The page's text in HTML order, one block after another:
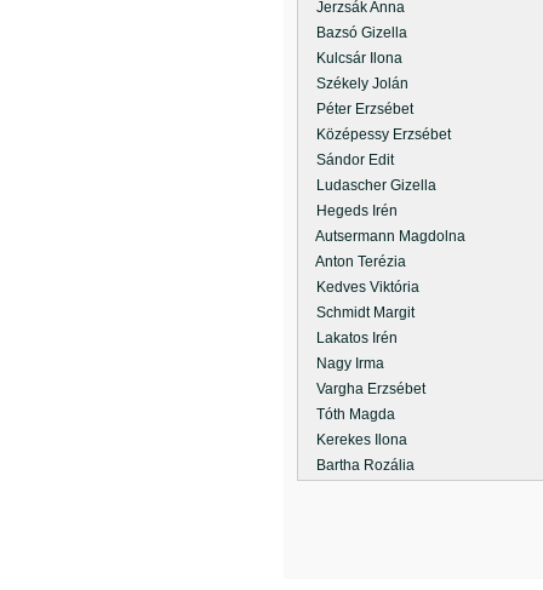
Jerzsák Anna
Bazsó Gizella
Kulcsár Ilona
Székely Jolán
Péter Erzsébet
Középessy Erzsébet
Sándor Edit
Ludascher Gizella
Hegeds Irén
Autsermann Magdolna
Anton Terézia
Kedves Viktória
Schmidt Margit
Lakatos Irén
Nagy Irma
Vargha Erzsébet
Tóth Magda
Kerekes Ilona
Bartha Rozália